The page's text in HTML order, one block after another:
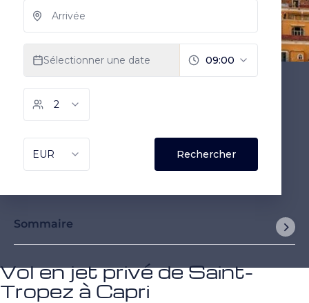
Sommaire
Vol en jet privé de Saint-
Tropez à Capri